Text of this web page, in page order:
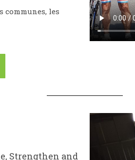
communes, les
Strengthen and